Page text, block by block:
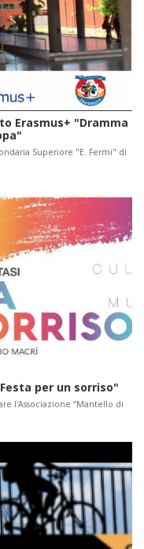
Erasmus+ "Dramma
Superiore "E. Fermi" di
per un sorriso"
l'Associazione “Mantello di